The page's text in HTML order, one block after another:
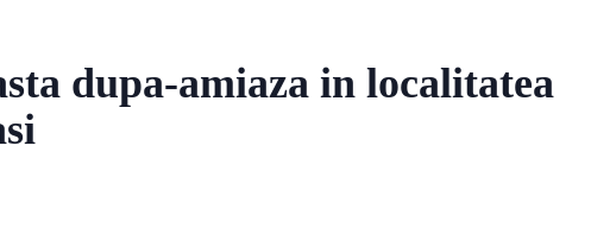
dupa-amiaza in localitatea